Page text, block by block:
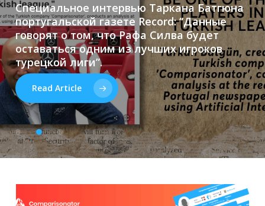
Блог
Улучшение принятия футбольных
решений с помощью искусственного
интеллекта – Welcome Kasımpaşa
Специальное интервью Таркана Батгюна
португальской газете Record: “Данные
говорят о том, что Рафа Силва будет
оставаться одним из лучших игроков
турецкой лиги”.
Read Article
Анализ
Лучшие игроки U23 в швейцарской Лиге
Вызова по 3 физическим параметрам –
сезон 2025/26 на данный момент